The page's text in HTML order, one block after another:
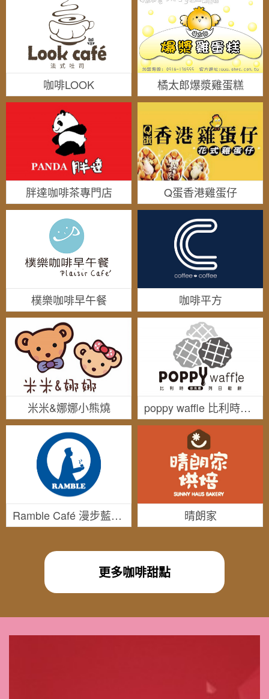
咖啡LOOK 橘太郎爆漿雞蛋糕
胖達咖啡茶專門店 Q蛋香港雞蛋仔
樸樂咖啡早午餐 咖啡平方
米米&娜娜小熊燒 poppy waffle 比利時列日鬆餅
Ramble Café 漫步藍咖啡 晴朗家
更多咖啡甜點